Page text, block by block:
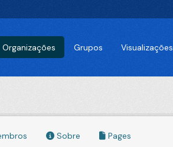
Organizações Grupos Visualizações
Sobre Pages